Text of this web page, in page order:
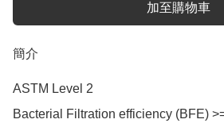
加至購物車
簡介
ASTM Level 2
Bacterial Filtration efficiency (BFE)